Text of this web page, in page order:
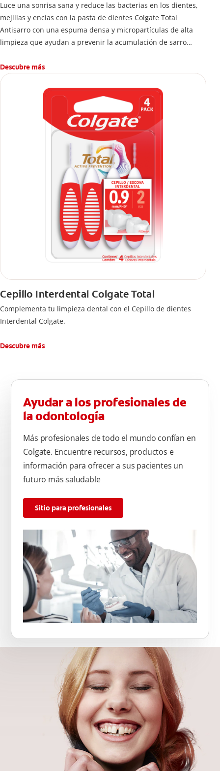
Luce una sonrisa sana y reduce las bacterias en los dientes,
mejillas y encías con la pasta de dientes Colgate Total
Antisarro con una espuma densa y micropartículas de alta
limpieza que ayudan a prevenir la acumulación de sarro
Descubre más
Cepillo Interdental Colgate Total
Complementa tu limpieza dental con el Cepillo de dientes
Interdental Colgate.
Descubre más
Ayudar a los profesionales de
la odontología
Más profesionales de todo el mundo confían en
Colgate. Encuentre recursos, productos e
información para ofrecer a sus pacientes un
futuro más saludable
Sitio para profesionales